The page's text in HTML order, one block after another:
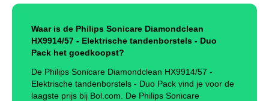
Waar is de Philips Sonicare Diamondclean
HX9914/57 - Elektrische tandenborstels - Duo
Pack het goedkoopst?
De Philips Sonicare Diamondclean HX9914/57 -
Elektrische tandenborstels - Duo Pack vind je voor de
laagste prijs bij Bol.com. De Philips Sonicare